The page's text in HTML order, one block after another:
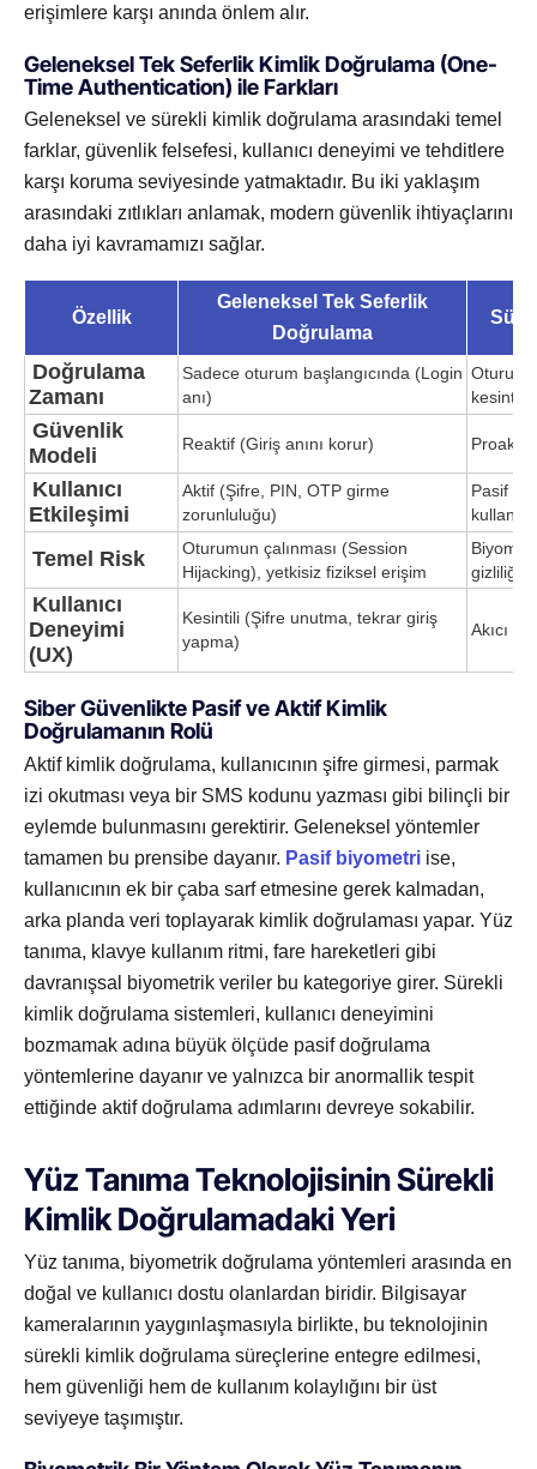
erişimlere karşı anında önlem alır.
Geleneksel Tek Seferlik Kimlik Doğrulama (One-
Time Authentication) ile Farkları
Geleneksel ve sürekli kimlik doğrulama arasındaki temel
farklar, güvenlik felsefesi, kullanıcı deneyimi ve tehditlere
karşı koruma seviyesinde yatmaktadır. Bu iki yaklaşım
arasındaki zıtlıkları anlamak, modern güvenlik ihtiyaçlarını
daha iyi kavramamızı sağlar.
Özellik
Geleneksel Tek Seferlik
Doğrulama
Doğrulama
Zamanı
Sadece oturum başlangıcında (Login
anı)
Güvenlik
Modeli
Reaktif (Giriş anını korur) Proaktif
Kullanıcı
Etkileşimi
Aktif (Şifre, PIN, OTP girme
zorunluluğu)
Pasif
Temel Risk
Oturumun çalınması (Session
Hijacking), yetkisiz fiziksel erişim
gizliliği
Kullanıcı
Deneyimi
(UX)
Kesintili (Şifre unutma, tekrar giriş
yapma)
Akıcı
Siber Güvenlikte Pasif ve Aktif Kimlik
Doğrulamanın Rolü
Aktif kimlik doğrulama, kullanıcının şifre girmesi, parmak
izi okutması veya bir SMS kodunu yazması gibi bilinçli bir
eylemde bulunmasını gerektirir. Geleneksel yöntemler
tamamen bu prensibe dayanır. Pasif biyometri ise,
kullanıcının ek bir çaba sarf etmesine gerek kalmadan,
arka planda veri toplayarak kimlik doğrulaması yapar. Yüz
tanıma, klavye kullanım ritmi, fare hareketleri gibi
davranışsal biyometrik veriler bu kategoriye girer. Sürekli
kimlik doğrulama sistemleri, kullanıcı deneyimini
bozmamak adına büyük ölçüde pasif doğrulama
yöntemlerine dayanır ve yalnızca bir anormallik tespit
ettiğinde aktif doğrulama adımlarını devreye sokabilir.
Yüz Tanıma Teknolojisinin Sürekli
Kimlik Doğrulamadaki Yeri
Yüz tanıma, biyometrik doğrulama yöntemleri arasında en
doğal ve kullanıcı dostu olanlardan biridir. Bilgisayar
kameralarının yaygınlaşmasıyla birlikte, bu teknolojinin
sürekli kimlik doğrulama süreçlerine entegre edilmesi,
hem güvenliği hem de kullanım kolaylığını bir üst
seviyeye taşımıştır.